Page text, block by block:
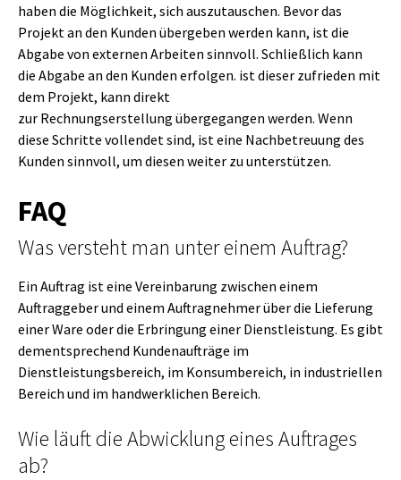
haben die Möglichkeit, sich auszutauschen. Bevor das
Projekt an den Kunden übergeben werden kann, ist die
Abgabe von externen Arbeiten sinnvoll. Schließlich kann
die Abgabe an den Kunden erfolgen. ist dieser zufrieden mit
dem Projekt, kann direkt
zur Rechnungserstellung übergegangen werden. Wenn
diese Schritte vollendet sind, ist eine Nachbetreuung des
Kunden sinnvoll, um diesen weiter zu unterstützen.
FAQ
Was versteht man unter einem Auftrag?
Ein Auftrag ist eine Vereinbarung zwischen einem
Auftraggeber und einem Auftragnehmer über die Lieferung
einer Ware oder die Erbringung einer Dienstleistung. Es gibt
dementsprechend Kundenaufträge im
Dienstleistungsbereich, im Konsumbereich, in industriellen
Bereich und im handwerklichen Bereich.
Wie läuft die Abwicklung eines Auftrages
ab?